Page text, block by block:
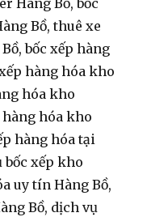
Hàng Bồ, bốc
Bồ, thuê xe
bốc xếp hàng
hàng hóa kho
hóa kho
hàng hóa kho
hàng hóa tại
bốc xếp kho
uy tín Hàng Bồ,
Bồ, dịch vụ